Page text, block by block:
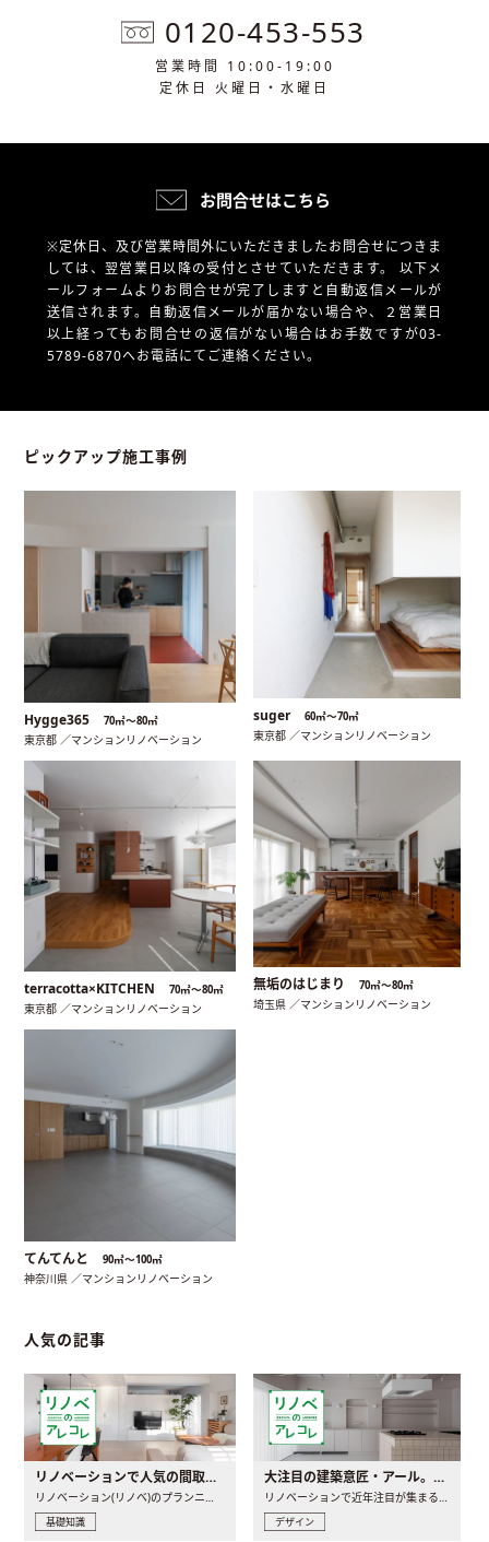
0120-453-553
営業時間 10:00-19:00
定休日 火曜日・水曜日
お問合せはこちら
※定休日、及び営業時間外にいただきましたお問合せにつきま
しては、翌営業日以降の受付とさせていただきます。 以下メ
ールフォームよりお問合せが完了しますと自動返信メールが
送信されます。自動返信メールが届かない場合や、
２営業日
以上経ってもお問合せの返信がない場合はお手数ですが03-
5789-6870へお電話にてご連絡ください。
ピックアップ施工事例
Hygge365 70㎡〜80㎡
東京都 ／マンションリノベーション
suger 60㎡〜70㎡
東京都 ／マンションリノベーション
terracotta×KITCHEN 70㎡〜80㎡
東京都 ／マンションリノベーション
無垢のはじまり 70㎡〜80㎡
埼玉県 ／マンションリノベーション
てんてんと 90㎡〜100㎡
神奈川県 ／マンションリノベーション
人気の記事
リノベーションで人気の間取りとは？トレンドの間取りと実例を徹底解説
リノベーション(リノベ)のプランニングで一番最初に決めるのは..
基礎知識
大注目の建築意匠・アール。人気の理由と空間に取り入れるポイント
リノベーションで近年注目が集まる建築意匠の一つであるアール..
デザイン